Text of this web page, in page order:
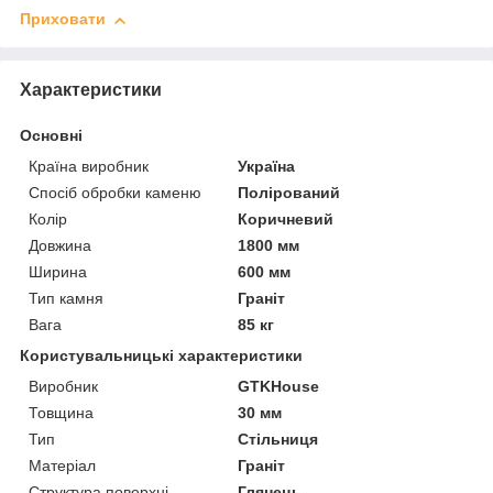
Приховати
Характеристики
Основні
Країна виробник
Україна
Спосіб обробки каменю
Полірований
Колір
Коричневий
Довжина
1800 мм
Ширина
600 мм
Тип камня
Граніт
Вага
85 кг
Користувальницькі характеристики
Виробник
GTKHouse
Товщина
30 мм
Тип
Стільниця
Матеріал
Граніт